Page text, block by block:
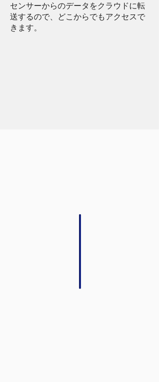
センサーからのデータをクラウドに転
送するので、どこからでもアクセスで
きます。